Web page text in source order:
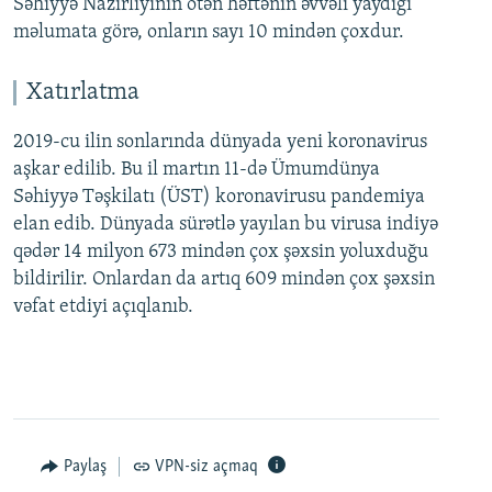
Səhiyyə Nazirliyinin ötən həftənin əvvəli yaydığı
məlumata görə, onların sayı 10 mindən çoxdur.
Xatırlatma
2019-cu ilin sonlarında dünyada yeni koronavirus
aşkar edilib. Bu il martın 11-də Ümumdünya
Səhiyyə Təşkilatı (ÜST) koronavirusu pandemiya
elan edib. Dünyada sürətlə yayılan bu virusa indiyə
qədər 14 milyon 673 mindən çox şəxsin yoluxduğu
bildirilir. Onlardan da artıq 609 mindən çox şəxsin
vəfat etdiyi açıqlanıb.
Paylaş VPN-siz açmaq